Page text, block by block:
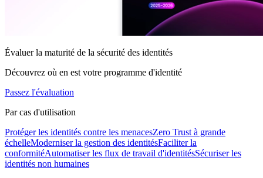
Évaluer la maturité de la sécurité des identités
Découvrez où en est votre programme d'identité
Passez l'évaluation
Par cas d'utilisation
Protéger les identités contre les menacesZero Trust à grande
échelleModerniser la gestion des identitésFaciliter la
conformitéAutomatiser les flux de travail d'identitésSécuriser les
identités non humaines